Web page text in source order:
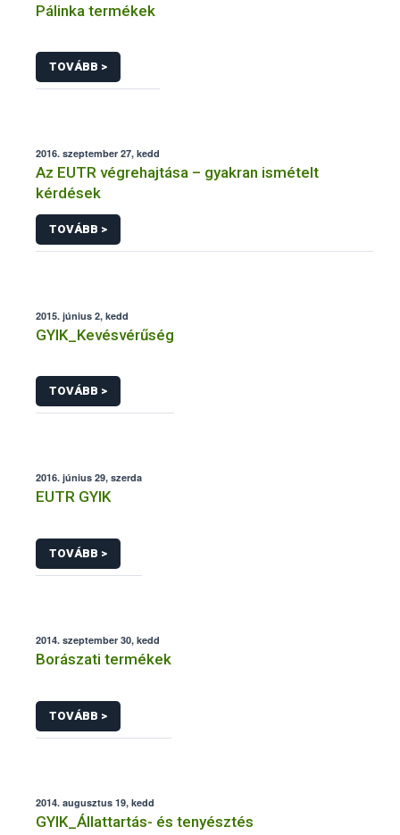
Pálinka termékek
TOVÁBB >
2016. szeptember 27, kedd
Az EUTR végrehajtása – gyakran ismételt
kérdések
TOVÁBB >
2015. június 2, kedd
GYIK_Kevésvérűség
TOVÁBB >
2016. június 29, szerda
EUTR GYIK
TOVÁBB >
2014. szeptember 30, kedd
Borászati termékek
TOVÁBB >
2014. augusztus 19, kedd
GYIK_Állattartás- és tenyésztés